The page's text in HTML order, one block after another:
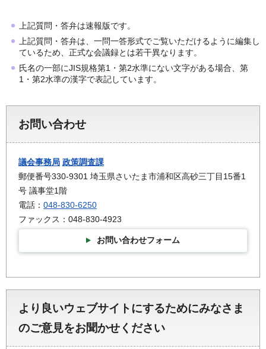
上記質問・答弁は速報版です。
上記質問・答弁は、一問一答形式でご覧いただけるように編集し
ているため、正式な会議録とは若干異なります。
氏名の一部にJIS規格第1・第2水準にない文字がある場合、第
1・第2水準の漢字で表記しています。
お問い合わせ
議会事務局 政策調査課
郵便番号330-9301 埼玉県さいたま市浦和区高砂三丁目15番1
号 議事堂1階
電話： 048-830-6250
ファックス：048-830-4923
お問い合わせフォーム
より良いウェブサイトにするためにみなさま
のご意見をお聞かせください